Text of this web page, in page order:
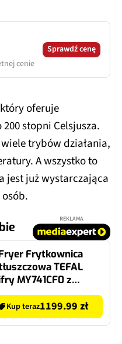
cenie
Sprawdź cenę
oferuje
stopni Celsjusza.
trybów działania,
A wszystko to
jest już wystarczająca
Frytkownica
TEFAL
MY741CF0 z
do żywności
funkcjonalnością
Kup teraz1199.99 zł